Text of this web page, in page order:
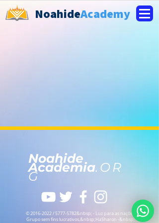
NoahideAcademy
Noahide
Academia.OR
G
©2016-2022/5777-5782&nbsp; - Luz para as nações
Grupo sem fins lucrativos,&nbsp;HaSharon -&nbsp;